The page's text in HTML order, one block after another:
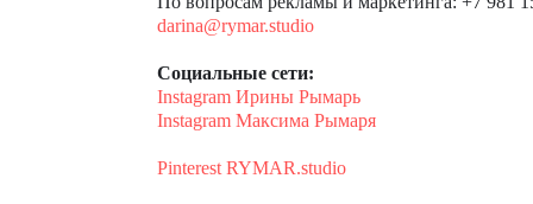
darina@rymar.studio
Социальные сети:
Instagram Ирины Рымарь
Instagram Максима Рымаря
Pinterest RYMAR.studio